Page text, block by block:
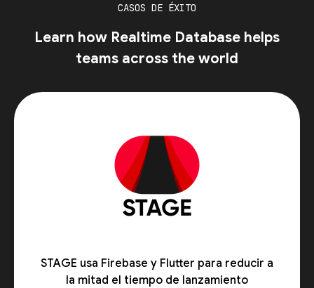
CASOS DE ÉXITO
Learn how Realtime Database helps
teams across the world
STAGE usa Firebase y Flutter para reducir a
la mitad el tiempo de lanzamiento